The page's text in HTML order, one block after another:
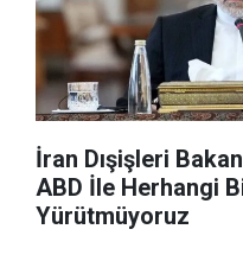
İran Dışişleri
ABD İle Herhangi
Yürütmüyoruz